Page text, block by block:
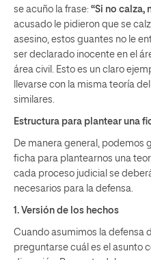
se acuño la frase: “Si no calza,
acusado le pidieron que se
asesino, estos guantes no le
ser declarado inocente en el
área civil. Esto es un claro
llevarse con la misma teoría
similares.
Estructura para plantear una
De manera general, podemos
ficha para plantearnos una
cada proceso judicial se
necesarios para la defensa.
1. Versión de los hechos
Cuando asumimos la defensa
preguntarse cuál es el asunto